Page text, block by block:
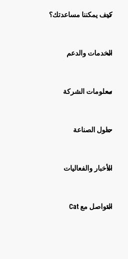
كيف يمكننا مساعدتك؟
الخدمات والدعم
معلومات الشركة
حلول الصناعة
الأخبار والفعاليات
التواصل مع Cat